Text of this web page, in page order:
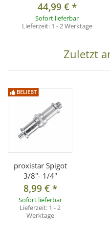
44,99 €*
Sofort lieferbar
Lieferzeit: 1 - 2 Werktage
Zuletzt
BELIEBT
proxistar Spigot
3/8"- 1/4"
8,99 €*
Sofort lieferbar
Lieferzeit: 1 - 2
Werktage